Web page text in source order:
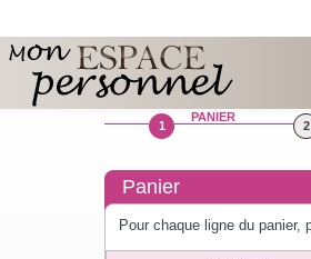
1
PANIER
2
Panier
Pour chaque ligne du